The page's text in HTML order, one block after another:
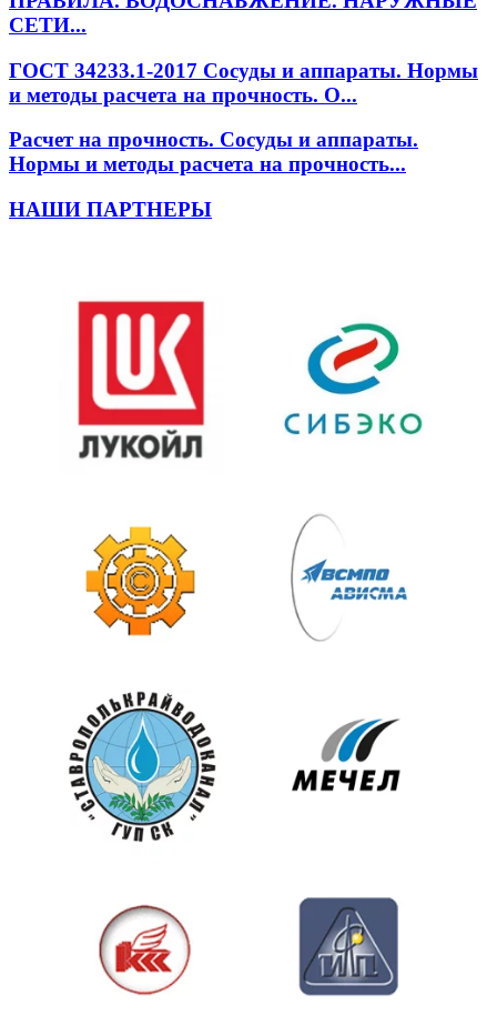
СЕТИ...
ГОСТ 34233.1-2017 Сосуды и аппараты. Нормы
и методы расчета на прочность. О...
Расчет на прочность. Сосуды и аппараты.
Нормы и методы расчета на прочность...
НАШИ ПАРТНЕРЫ